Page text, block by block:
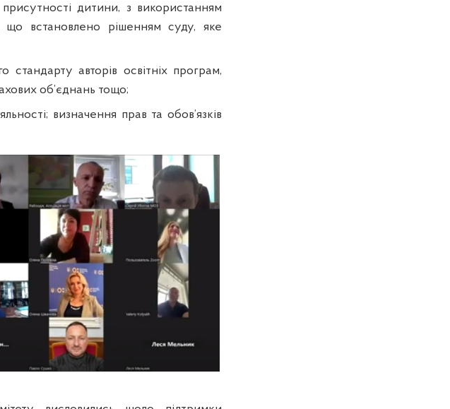
дитини, з використанням
встановлено рішенням суду, яке
авторів освітніх програм,
об’єднань тощо;
визначення прав та обов’язків